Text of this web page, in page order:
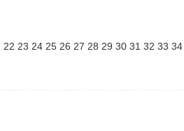
22 23 24 25 26 27 28 29 30 31 32 33 34